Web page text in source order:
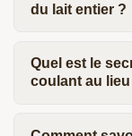
du lait entier ?
Quel est le
coulant au